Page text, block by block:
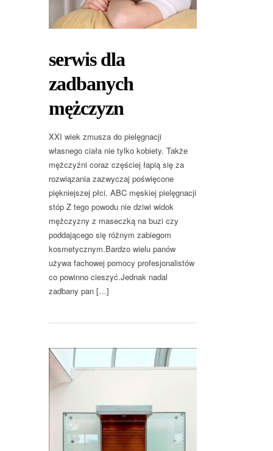
serwis dla
zadbanych
mężczyzn
XXI wiek zmusza do pielęgnacji
własnego ciała nie tylko kobiety. Także
mężczyźni coraz częściej łapią się za
rozwiązania zazwyczaj poświęcone
piękniejszej płci. ABC męskiej pielęgnacji
stóp Z tego powodu nie dziwi widok
mężczyzny z maseczką na buzi czy
poddającego się różnym zabiegom
kosmetycznym.Bardzo wielu panów
używa fachowej pomocy profesjonalistów
co powinno cieszyć.Jednak nadal
zadbany pan […]